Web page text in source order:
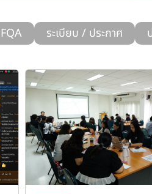
ระเบียบ / ประกาศ